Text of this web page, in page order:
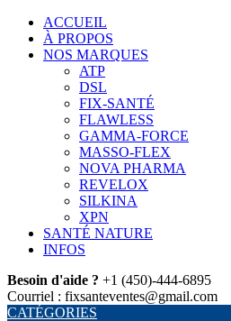
ACCUEIL
À PROPOS
NOS MARQUES
ATP
DSL
FIX-SANTÉ
FLAWLESS
GAMMA-FORCE
MASSO-FLEX
NOVA PHARMA
REVELOX
SILKINA
XPN
SANTÉ NATURE
INFOS
Besoin d'aide ? +1 (450)-444-6895
Courriel : fixsanteventes@gmail.com
CATÉGORIES